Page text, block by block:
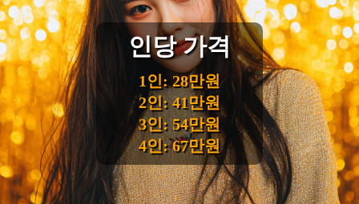
인당 가격
1인: 28만원
2인: 41만원
3인: 54만원
4인: 67만원